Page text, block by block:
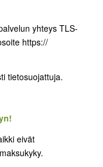
yhteys TLS-
https://
tietosuojattuja.
eivät